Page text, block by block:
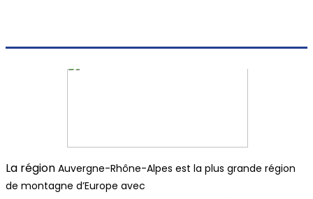
La région Auvergne-Rhône-Alpes est la plus grande région
de montagne d’Europe avec